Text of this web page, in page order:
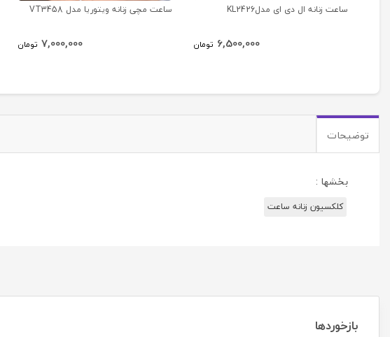
ساعت زنانه ال دی ای مدلKL2426
6,500,000 تومان
ساعت مچی زنانه ویتوریا مدل VT3458
7,000,000 تومان
توضیحات
بخشها :
کلکسیون زنانه ساعت
بازخوردها